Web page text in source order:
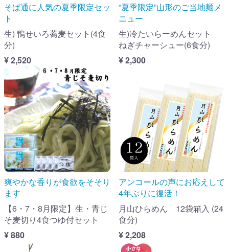
そば通に人気の夏季限定セッ
ト
生) 鴨せいろ蕎麦セット(4食
分)
¥ 2,520
“夏季限定”山形のご当地麺メ
ニュー
生)冷たいらーめんセット
ねぎチャーシュー(6食分)
¥ 2,300
爽やかな香りが食欲をそそり
ます
【6・7・8月限定】生・青じ
そ麦切り4食つゆ付セット
¥ 880
アンコールの声にお応えして
4年ぶりに復活！
月山ひらめん 12袋箱入 (24
食分)
¥ 2,208